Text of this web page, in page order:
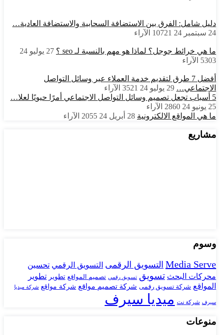
دليل شامل: الفرق بين الاستضافة السحابية والاستضافة العادية…
24 سبتمبر 24
10721 الآراء
ما هي خرائط جوجل؟ لماذا هو مهم بالنسبة لـ seo ؟
27 يوليو 24
5303 الآراء
أفضل 7 طرق لتقديم خدمة العملاء عبر وسائل التواصل
الاجتماعي… 29 يوليو 24 3521 الآراء
5 أسباب تجعل تصميم وسائل التواصل الاجتماعي أمرًا حيويًا لعلا…
25 يونيو 24
2860 الآراء
ما هي المواقع الالكترونية 28 أبريل 24 2055 الآراء
مشاريع
وسوم
Media Serve التسويق الرقمى التسويق الرقمي تحسين
محركات البحث تسويق تسويق رقمي تصميم المواقع تطوير تطوير
المواقع شركة تسويق رقمى شركة تصميم مواقع شركة مواقع شركة ميديا
سيرف شركة نت ميديا سيرف
منوعات